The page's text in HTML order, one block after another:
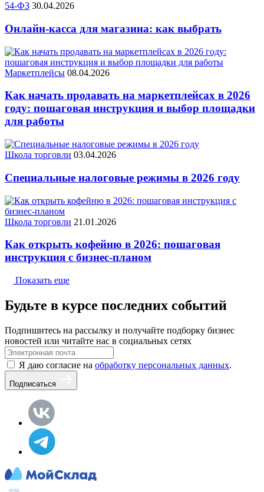
54-ФЗ 30.04.2026
Онлайн-касса для магазина: как выбрать
Маркетплейсы 08.04.2026
Как начать продавать на маркетплейсах в 2026
году: пошаговая инструкция и выбор площадки
для работы
Школа торговли 03.04.2026
Специальные налоговые режимы в 2026 году
Школа торговли 21.01.2026
Как открыть кофейню в 2026: пошаговая
инструкция с бизнес-планом
Показать еще
Будьте в курсе последних событий
Подпишитесь на рассылку и получайте подборку бизнес
новостей или читайте нас в социальных сетях
Я даю согласие на обработку персональных данных.
Подписаться